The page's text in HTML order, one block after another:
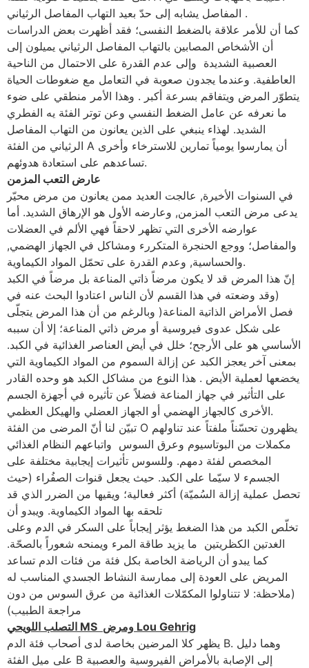
المفاصل يشابه إلى حدّ بعيد التهاب المفاصل الرثياني .
كما أن للأمر علاقة بالضغط النفسى؛ فقد أظهرت بعض الدراسات
أن الأشخاص المصابين بالتهاب المفاصل الرثياني يميلون إلى
العصبية الشديدة وإلى عدم القدرة على الاحتمال من الناحية
العاطفية. وعندما يجدون صعوبة في التعامل مع ضغوطات الحياة
يتطوّر المرض ويتفاقم بسرعة أكبر . وهذا الأمر منطقي على ضوء
ما نعرفه عن عامل الضغط النفسي وعن توتر الفئة يه الفطري
الشديد. لهذاء ينبغي على الذين يعانون من التهاب المفاصل
الرثياني من الفئة A أن يمارسوا يومياً تمارين للاسترخاء وأخرى
تساعدهم على استعادة هدوئهم.
عارض التعب المزمن
في السنوات الأخيرة, عالجت العديد ممن يعانون من مرض محيّر
يدعى مرض التعب المزمن, وعارضه الأول هو الإرهاق الشديد. أما
عوارضه الأخرى التي تظهر لاحقاً فهي الألم في العضلات
والمفاصل؛ ووجع الحنجرة المتكررء ومشاكل في الجهاز الهضمي,
والحساسية, وعدم القدرة على تحمّل المواد الكيماوية.
إنّ هذا المرض قد لا يكون مرضاً ذاتي المناعة بل مرضاً في الكبد
(وقد وضعته في هذا القسم لأن الناس اعتادوا البحث عنه في
فصل الأمراض الذاتية المناعة( وبالرغم من أن هذا المرض يتجلّى
على شكل عدوى فيروسية أو مرض ذاتي المناعة؛ إلا أن سببه
الأساسي هو على الأرجح؛ خلل في أيض العناصر الغذائية في الكبد.
بمعنى آخر يعجز الكبد عن إزالة السموم من المواد الكيماوية التي
يخضعها لعملية الأيض . هذا النوع من مشاكل الكبد هو وحده القادر
على التأثير في جهاز المناعة فضلاً عن تأثيره في أجهزة الجسم
الأخرى كالجهاز الهضمي أو الجهاز العضلي والهيكل العظمي.
تبيّن لنا أنّ المرضى من الفئة O يظهرون تحسّناً ملفتاً عند تناولهم
مكملات من البوتاسيوم وعرق السوس واتباعهم النظام الغذائي
المخصص لفئة دمهم. وللسوس تأثيرات إيجابية مختلفة على
الجسمء لا سيّما على الكبد. حيث يجعل قنوات الصفُراء (حيث
تحصل عملية إزالة السُميّة) أكثر فعالية؛ ويقيها من الضرر الذي قد
تلحقه بها المواد الكيماوية. ويبدو أن
تخلّص الكبد من هذا الضغط يؤثر إيجاباً على السكر في الدم وعلى
الغدتين الكظريتين ما يزيد طاقة المرء ويمنحه شعوراً بالصحّة.
كما يبدو أن الرياضة الخاصة بكل فئة من فئات الدم تساعد
المريض على العودة إلى ممارسة النشاط الجسدي المناسب له
(ملاحظة: لا تتناولوا المكمّلات الغذائية من عرق السوس من دون
مراجعة الطبيب)
التصلب اللويحي MS ومرض Lou Gehrig
يظهر كلا المرضين بخاصة لدى أصحاب فئة الدم B. وهما دليل
على ميل الفئة B إلى الإصابة بالأمراض الفيروسية والعصبية